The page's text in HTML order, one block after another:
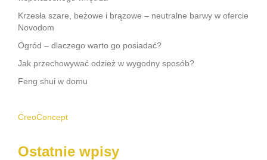
Krzesła szare, beżowe i brązowe – neutralne barwy w ofercie
Novodom
Ogród – dlaczego warto go posiadać?
Jak przechowywać odzież w wygodny sposób?
Feng shui w domu
CreoConcept
Ostatnie wpisy